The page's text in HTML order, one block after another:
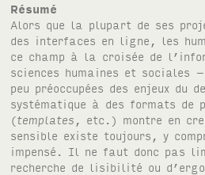
Résumé
Alors que la plupart de ses
des interfaces en ligne, les
ce champ à la croisée de
sciences humaines et sociales
peu préoccupées des enjeux du
systématique à des formats de
(templates , etc.) montre en
sensible existe toujours, y
impensé. Il ne faut donc pas
recherche de lisibilité ou